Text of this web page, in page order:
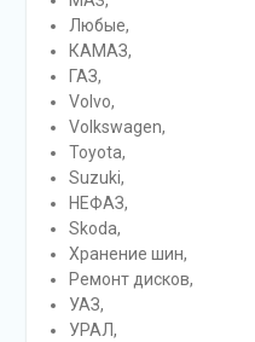
Любые,
КАМАЗ,
ГАЗ,
Volvo,
Volkswagen,
Toyota,
Suzuki,
НЕФАЗ,
Skoda,
Хранение шин,
Ремонт дисков,
УАЗ,
УРАЛ,